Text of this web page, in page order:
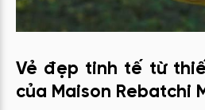
Vẻ đẹp tinh tế từ
của Maison Rebatchi